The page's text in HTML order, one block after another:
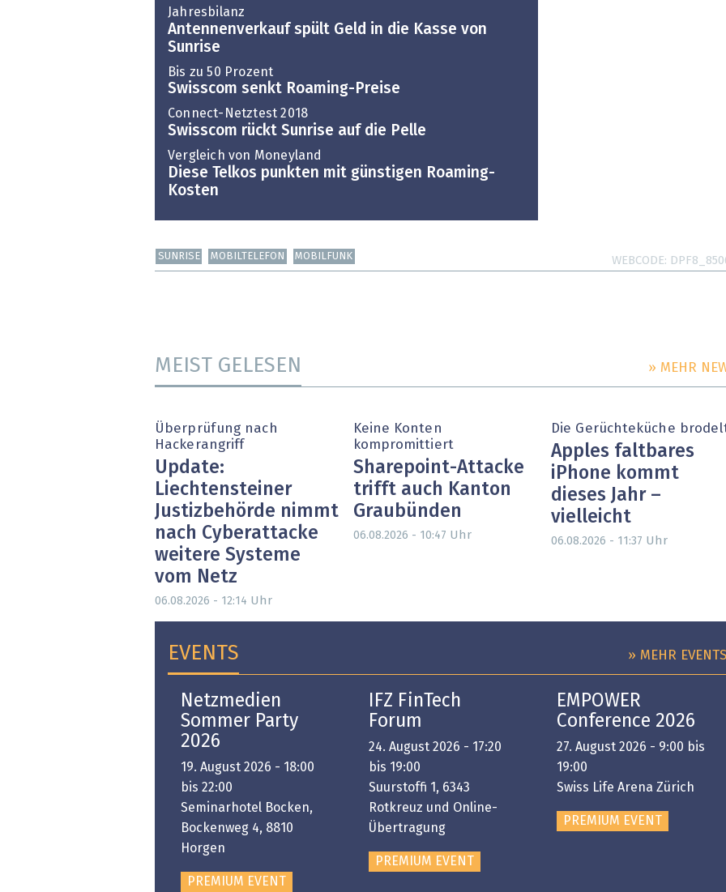
Jahresbilanz
Antennenverkauf spült Geld in die Kasse von
Sunrise
Bis zu 50 Prozent
Swisscom senkt Roaming-Preise
Connect-Netztest 2018
Swisscom rückt Sunrise auf die Pelle
Vergleich von Moneyland
Diese Telkos punkten mit günstigen Roaming-
Kosten
SUNRISE MOBILTELEFON MOBILFUNK WEBCODE
MEIST GELESEN » MEHR
Überprüfung nach
Hackerangriff
Update:
Liechtensteiner
Justizbehörde nimmt
nach Cyberattacke
weitere Systeme
vom Netz
06.08.2026 - 12:14 Uhr
Keine Konten
kompromittiert
Sharepoint-Attacke
trifft auch Kanton
Graubünden
06.08.2026 - 10:47 Uhr
Die Gerüchteküche
Apples faltbares
iPhone kommt
dieses Jahr –
vielleicht
06.08.2026 - 11:37 Uhr
EVENTS » MEHR EVENTS
Netzmedien
Sommer Party
2026
19. August 2026 - 18:00
bis 22:00
Seminarhotel Bocken,
Bockenweg 4, 8810
Horgen
PREMIUM EVENT
IFZ FinTech
Forum
24. August 2026 - 17:20
bis 19:00
Suurstoffi 1, 6343
Rotkreuz und Online-
Übertragung
PREMIUM EVENT
EMPOWER
Conference 2026
27. August 2026 - 9:00 bis
19:00
Swiss Life Arena Zürich
PREMIUM EVENT